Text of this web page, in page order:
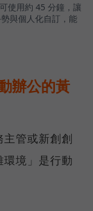
使用約 45 分鐘，讓
與個人化自訂，能
辦公的黃
管或新創創
境」是行動